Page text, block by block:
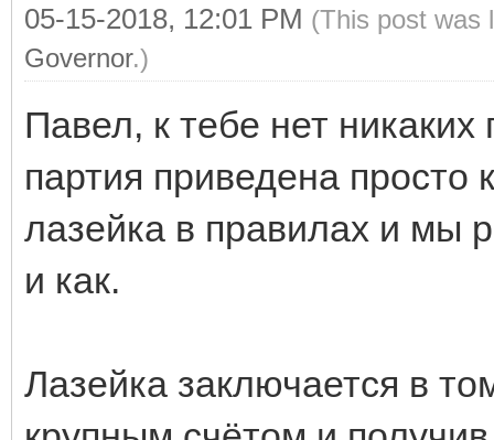
05-15-2018, 12:01 PM (This post was
Governor.)
Павел, к тебе нет
партия приведена
лазейка в правилах и мы
и как.
Лазейка заключается в